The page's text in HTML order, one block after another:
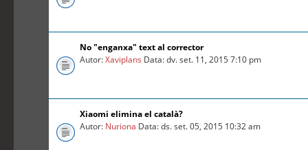
No "enganxa" text al corrector
Autor:Xaviplans Data: dv. set. 11, 2015 7:10 pm
Xiaomi elimina el català?
Autor: Nuriona Data: ds. set. 05, 2015 10:32 am